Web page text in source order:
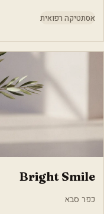
אסתטיקה רפואית
Bright Smile
כפר סבא